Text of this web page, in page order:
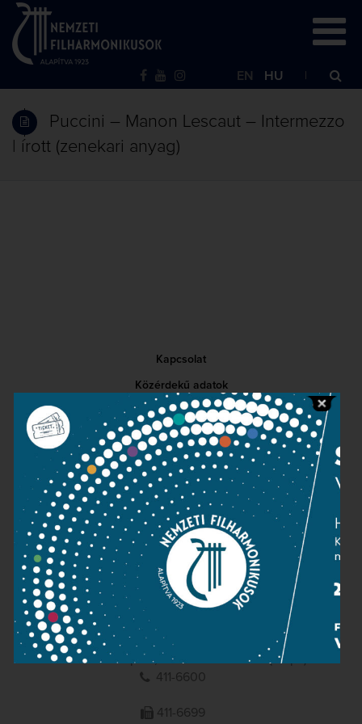
EN HU
Puccini – Manon Lescaut – Intermezzo
| írott (zenekari anyag)
Kapcsolat
Közérdekű adatok
Sajtószoba
Adatvédelem
Impresszum
NEMZETI
FILHARMONIKUSOK
1095 Budapest, Komor Marcell u. 1. (Müpa)
411-6600
411-6699